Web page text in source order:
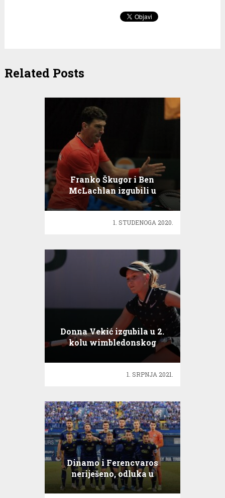
Related Posts
Franko Škugor i Ben
McLachlan izgubili u
polufinalu Nur-Sultana
1. STUDENOGA 2020.
Donna Vekić izgubila u 2.
kolu wimbledonskog
1. SRPNJA 2021.
Dinamo i Ferencvaros
neriješeno, odluka u
Budimpešti